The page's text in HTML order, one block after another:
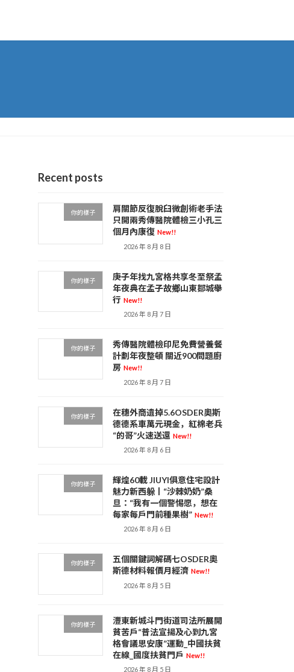
Recent posts
你的樣子
肩關節反復脫臼微創術老手法
只開兩秀傳醫院體檢三小孔三
個月內康復 New!!
2026 年 8 月 8 日
你的樣子
庚子年找九宮格共享冬至祭孟
年夜典在孟子故鄉山東鄒城舉
行 New!!
2026 年 8 月 7 日
你的樣子
秀傳醫院體檢印尼免費營養餐
計劃年夜整頓 關近900問題廚
房 New!!
2026 年 8 月 7 日
你的樣子
在穗外商遺掉5.6OSDER奧斯
德德系車萬元現金，紅棉老兵
“的哥”火速送還 New!!
2026 年 8 月 6 日
你的樣子
輝煌60載 JIUYI俱意住宅設計
魅力新西躲丨“沙棘奶奶”桑
旦：“我有一個警惕愿，想在
每家每戶門前種果樹” New!!
2026 年 8 月 6 日
你的樣子
五個關鍵詞解碼七OSDER奧
斯德材料報價月經濟 New!!
2026 年 8 月 5 日
你的樣子
灃東新城斗門街道司法所展開
貧苦戶“普法宣揚及心到九宮
格會議思安康”運動_中國扶貧
在線_國度扶貧門戶 New!!
2026 年 8 月 5 日